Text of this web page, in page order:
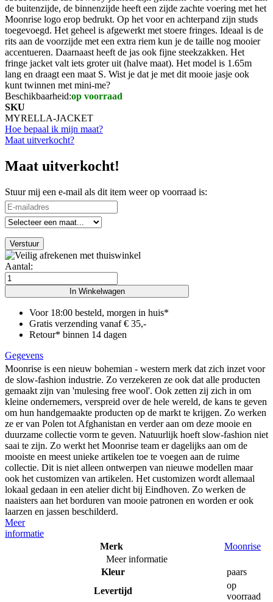
de buitenzijde, de binnenzijde heeft een zijde zachte voering met het
Moonrise logo erop bedrukt. Op het voor en achterpand zijn studs
toegevoegd. Het geheel is afgewerkt met stoere fringes. Ideaal is de
rits aan de voorzijde met een extra riem kun je de taille nog mooier
accentueren. Daarnaast heeft de jas ook fijne steekzakken. Het
fringe jacket valt iets groter uit (halve maat). Het model is 1.65m
lang en draagt een maat S. Wist je dat je met dit mooie jasje ook
kunt twinnen met mini-me?
Beschikbaarheid:op voorraad
SKU
MYRELLA-JACKET
Hoe bepaal ik mijn maat?
Maat uitverkocht?
Maat uitverkocht!
Stuur mij een e-mail als dit item weer op voorraad is:
Verstuur
Aantal:
In Winkelwagen
Voor 18:00 besteld, morgen in huis*
Gratis verzending vanaf € 35,-
Retour* binnen 14 dagen
Gegevens
Moonrise is een nieuw bohemian - western merk dat zich inzet voor
de slow-fashion industrie. Zo verzekeren ze ook dat alle producten
gemaakt zijn van 'mulesing free wool'. Ook zetten zij zich in om
kleine ondernemers, verspreid over de hele wereld, de kans te geven
om hun handgemaakte producten op de markt te krijgen. Zo werken
ze er van Polen tot Afghanistan en verder aan om deze mooie en
duurzame collectie vorm te geven. Natuurlijk hoeft slow-fashion niet
saai te zijn. Zo werkt het Moonrise team er dagelijks aan om de
mooiste en meest unieke artikelen toe te voegen aan de ruime
collectie. Dit is niet alleen ontwerpen van nieuwe modellen maar
ook het customizen van artikelen. Het customizen wordt allemaal
lokaal gedaan in een atelier dicht bij Eindhoven. Zo werken de
naaisters aan het borduren van mooie patronen en worden er ook
laarzen en jassen beschilderd.
Meer
informatie
Merk
Moonrise
Meer informatie
Kleur
paars
Levertijd
op
voorraad